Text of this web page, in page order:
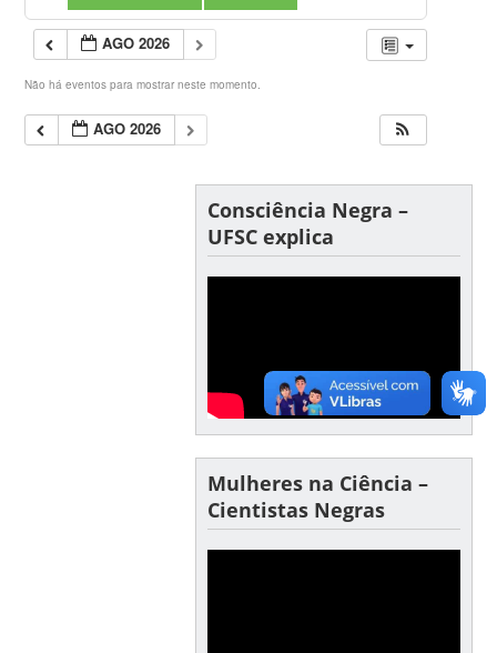
AGO 2026
Não há eventos para mostrar neste momento.
AGO 2026
Consciência Negra –
UFSC explica
Mulheres na Ciência –
Cientistas Negras